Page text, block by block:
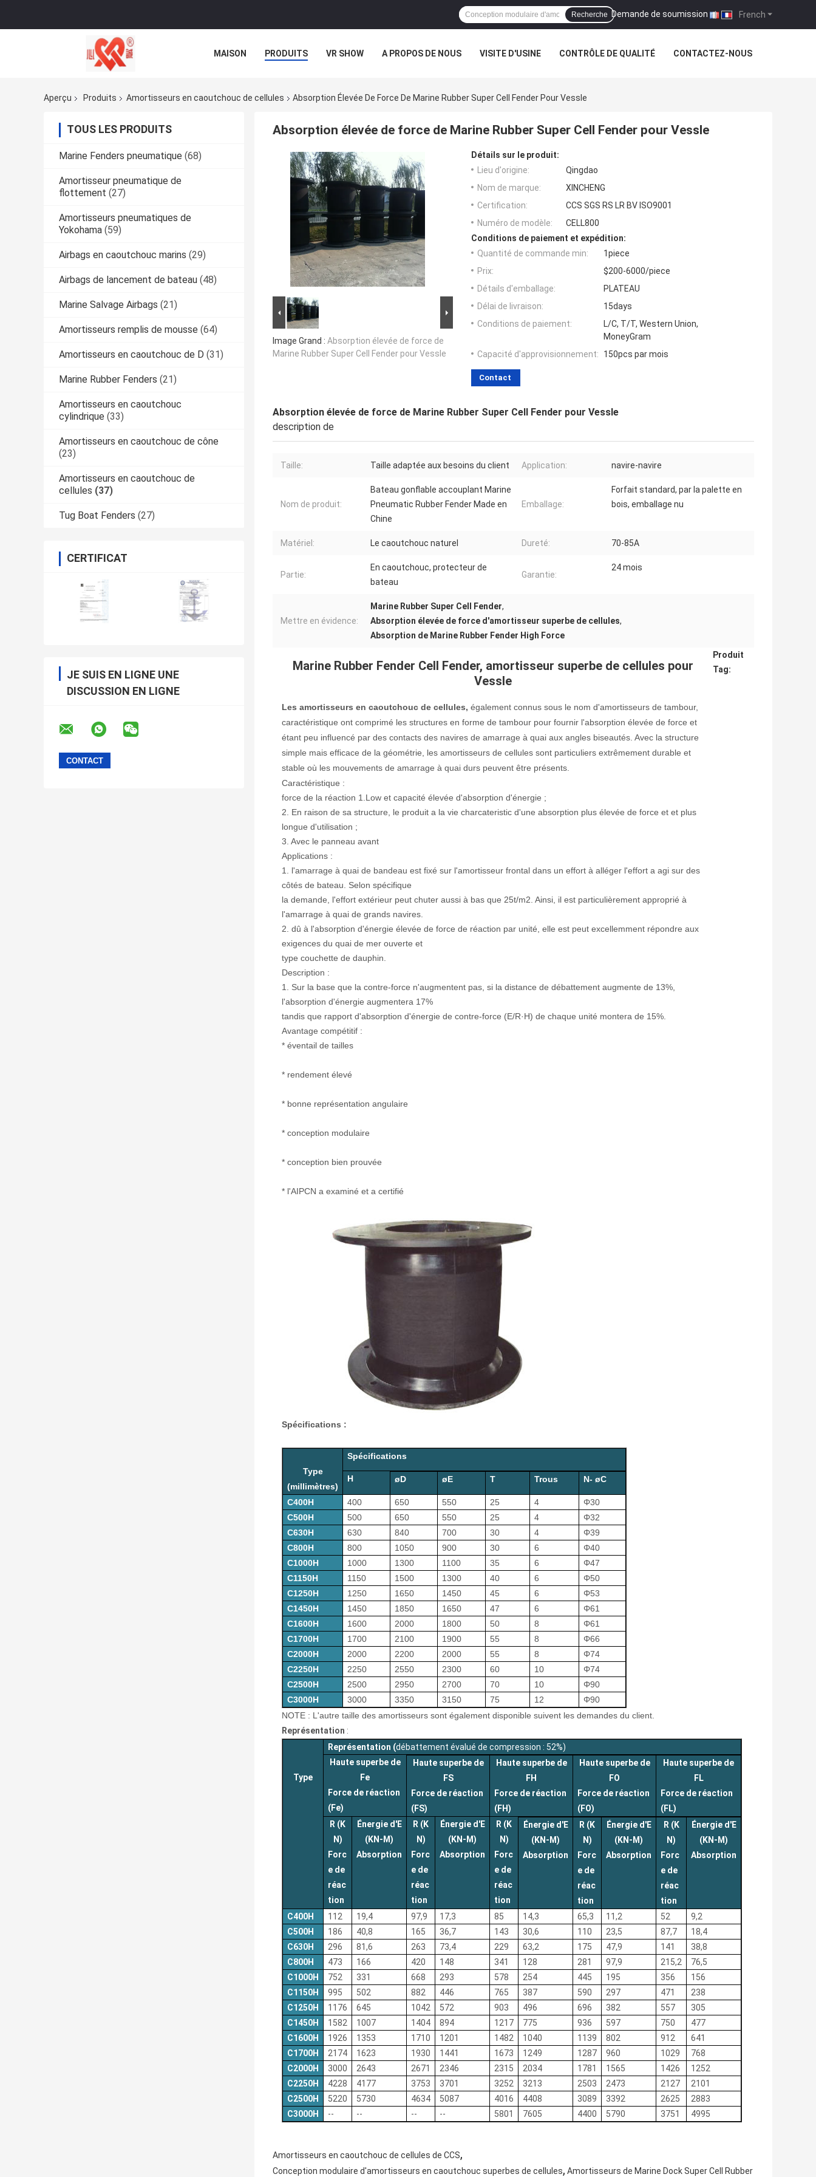
French
Demande de soumission |
Recherche
MAISON PRODUITS VR SHOW A PROPOS DE NOUS VISITE D'USINE CONTRÔLE DE QUALITÉ CONTACTEZ-NOUS
Aperçu
Produits Amortisseurs en caoutchouc de cellules Absorption Élevée De Force De Marine Rubber Super Cell Fender Pour Vessle
TOUS LES PRODUITS
Marine Fenders pneumatique (68)
Amortisseur pneumatique de
flottement (27)
Amortisseurs pneumatiques de
Yokohama (59)
Airbags en caoutchouc marins (29)
Airbags de lancement de bateau (48)
Marine Salvage Airbags (21)
Amortisseurs remplis de mousse (64)
Amortisseurs en caoutchouc de D (31)
Marine Rubber Fenders (21)
Amortisseurs en caoutchouc
cylindrique (33)
Amortisseurs en caoutchouc de cône
(23)
Amortisseurs en caoutchouc de
cellules (37)
Tug Boat Fenders (27)
CERTIFICAT
JE SUIS EN LIGNE UNE
DISCUSSION EN LIGNE
Absorption élevée de force de Marine Rubber Super Cell Fender pour Vessle
Image Grand : Absorption élevée de force de
Marine Rubber Super Cell Fender pour Vessle
Détails sur le produit:
Lieu d'origine:
Qingdao
Nom de marque:
XINCHENG
Certification:
CCS SGS RS LR BV ISO9001
Numéro de modèle:
CELL800
Conditions de paiement et expédition:
Quantité de commande min:
1piece
Prix:
$200-6000/piece
Détails d'emballage:
PLATEAU
Délai de livraison:
15days
Conditions de paiement:
L/C, T/T, Western Union,
MoneyGram
Capacité d'approvisionnement:
150pcs par mois
Contact
Absorption élevée de force de Marine Rubber Super Cell Fender pour Vessle
description de
Taille: Taille adaptée aux besoins du client Application: navire-navire
Nom de produit:
Bateau gonflable accouplant Marine
Pneumatic Rubber Fender Made en
Chine
Emballage:
Forfait standard, par la palette en
bois, emballage nu
Matériel: Le caoutchouc naturel Dureté: 70-85A
Partie:
En caoutchouc, protecteur de
bateau
Garantie:
24 mois
Mettre en évidence:
Marine Rubber Super Cell Fender,
Absorption élevée de force d'amortisseur superbe de cellules,
Absorption de Marine Rubber Fender High Force
Marine Rubber Fender Cell Fender, amortisseur superbe de cellules pour
Vessle
Les amortisseurs en caoutchouc de cellules, également connus sous le nom d'amortisseurs de tambour,
caractéristique ont comprimé les structures en forme de tambour pour fournir l'absorption élevée de force et
étant peu influencé par des contacts des navires de amarrage à quai aux angles biseautés. Avec la structure
simple mais efficace de la géométrie, les amortisseurs de cellules sont particuliers extrêmement durable et
stable où les mouvements de amarrage à quai durs peuvent être présents.
Caractéristique :
force de la réaction 1.Low et capacité élevée d'absorption d'énergie ;
2. En raison de sa structure, le produit a la vie charcateristic d'une absorption plus élevée de force et et plus
longue d'utilisation ;
3. Avec le panneau avant
Applications :
1. l'amarrage à quai de bandeau est fixé sur l'amortisseur frontal dans un effort à alléger l'effort a agi sur des
côtés de bateau. Selon spécifique
la demande, l'effort extérieur peut chuter aussi à bas que 25t/m2. Ainsi, il est particulièrement approprié à
l'amarrage à quai de grands navires.
2. dû à l'absorption d'énergie élevée de force de réaction par unité, elle est peut excellemment répondre aux
exigences du quai de mer ouverte et
type couchette de dauphin.
Description :
1. Sur la base que la contre-force n'augmentent pas, si la distance de débattement augmente de 13%,
l'absorption d'énergie augmentera 17%
tandis que rapport d'absorption d'énergie de contre-force (E/R·H) de chaque unité montera de 15%.
Avantage compétitif :
* éventail de tailles
* rendement élevé
* bonne représentation angulaire
* conception modulaire
* conception bien prouvée
* l'AIPCN a examiné et a certifié
Spécifications :
Type
(millimètres)
Spécifications
H øD øE T Trous N- øC
C400H 400 650 550 25 4
Φ30
C500H
500 650 550 25 4
Φ32
C630H
630 840 700 30 4
Φ39
C800H
800 1050 900 30 6
Φ40
C1000H
1000 1300 1100 35 6
Φ47
C1150H
1150 1500 1300 40 6
Φ50
C1250H
1250 1650 1450 45 6
Φ53
C1450H
1450 1850 1650 47 6
Φ61
C1600H
1600 2000 1800 50 8
Φ61
C1700H
1700 2100 1900 55 8
Φ66
C2000H
2000 2200 2000 55 8
Φ74
C2250H
2250 2550 2300 60 10
Φ74
C2500H
2500 2950 2700 70 10
Φ90
C3000H
3000 3350 3150 75 12
Φ90
NOTE : L'autre taille des amortisseurs sont également disponible suivent les demandes du client.
Représentation :
Type
Représentation (débattement évalué de compression : 52%)
Haute superbe de
Fe
Force de réaction
(Fe)
Haute superbe de
FS
Force de réaction
(FS)
Haute superbe de
FH
Force de réaction
(FH)
Haute superbe de
FO
Force de réaction
(FO)
Haute superbe de
FL
Force de réaction
(FL)
R (K
N)
Forc
e de
réac
tion
Énergie d'E
(KN-M)
Absorption
R (K
N)
Forc
e de
réac
tion
Énergie d'E
(KN-M)
Absorption
R (K
N)
Forc
e de
réac
tion
Énergie d'E
(KN-M)
Absorption
R (K
N)
Forc
e de
réac
tion
Énergie d'E
(KN-M)
Absorption
R (K
N)
Forc
e de
réac
tion
Énergie d'E
(KN-M)
Absorption
C400H 112 19,4 97,9 17,3 85 14,3 65,3 11,2 52
9,2
C500H
186 40,8 165 36,7 143 30,6 110 23,5 87,7
18,4
C630H
296 81,6 263 73,4 229 63,2 175 47,9 141
38,8
C800H
473 166 420 148 341 128 281 97,9 215,2
76,5
C1000H
752 331 668 293 578 254 445 195 356
156
C1150H
995 502 882 446 765 387 590 297 471
238
C1250H
1176 645 1042 572 903 496 696 382 557
305
C1450H
1582 1007 1404 894 1217 775 936 597 750
477
C1600H
1926 1353 1710 1201 1482 1040 1139 802 912
641
C1700H
2174 1623 1930 1441 1673 1249 1287 960 1029
768
C2000H
3000 2643 2671 2346 2315 2034 1781 1565 1426
1252
C2250H
4228 4177 3753 3701 3252 3213 2503 2473 2127
2101
C2500H
5220 5730 4634 5087 4016 4408 3089 3392 2625
2883
C3000H
-- -- -- -- 5801 7605 4400 5790 3751 4995
Produit
Tag:
Amortisseurs en caoutchouc de cellules de CCS,
Conception modulaire d'amortisseurs en caoutchouc superbes de cellules, Amortisseurs de Marine Dock Super Cell Rubber